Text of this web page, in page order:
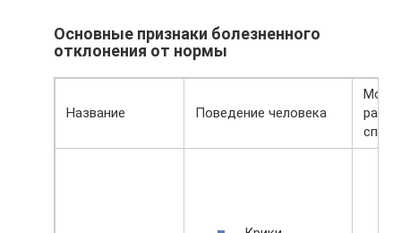
Основные признаки болезненного
отклонения от нормы
Название Поведение человека